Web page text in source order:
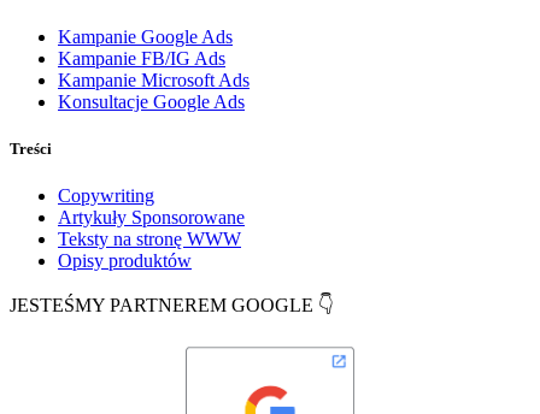
Kampanie Google Ads
Kampanie FB/IG Ads
Kampanie Microsoft Ads
Konsultacje Google Ads
Treści
Copywriting
Artykuły Sponsorowane
Teksty na stronę WWW
Opisy produktów
JESTEŚMY PARTNEREM GOOGLE 👇